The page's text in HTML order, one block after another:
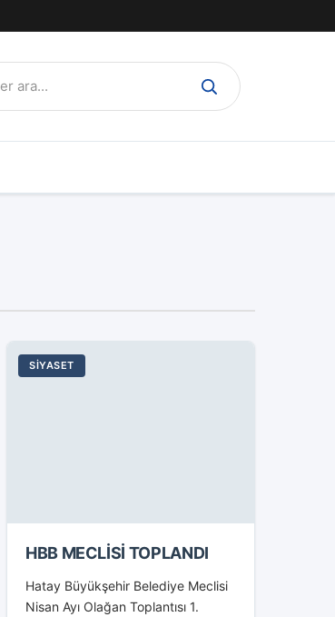
SIYASET
HBB MECLİSİ TOPLANDI
Hatay Büyükşehir Belediye Meclisi
Nisan Ayı Olağan Toplantısı 1.